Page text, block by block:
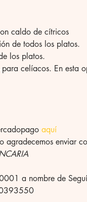
caldo de cítricos
de todos los platos.
los platos.
para celíacos. En esta
aquí
agradecemos enviar
a nombre de